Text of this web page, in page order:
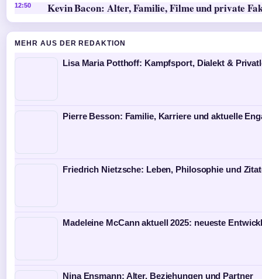
12:50 Kevin Bacon: Alter, Familie, Filme und private
MEHR AUS DER REDAKTION
Lisa Maria Potthoff: Kampfsport, Dialekt &
Pierre Besson: Familie, Karriere und aktuelle
Friedrich Nietzsche: Leben, Philosophie und
Madeleine McCann aktuell 2025: neueste
Nina Ensmann: Alter, Beziehungen und Partner